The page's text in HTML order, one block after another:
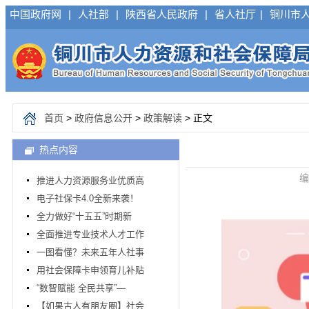
中国政府网 | 人社部 | 陕西省人民政府 | 省人社厅 | 铜川市
首页 > 政府信息公开 > 政策解读 > 正文
热点内容
推进人力资源服务业优质高
电子社保卡4.0全新来袭！
全力做好“十五五”时期新
全面推进专业技术人才工作
一图看懂？未来五年人社事
用社会保障卡申领育儿补贴
“数智赋能 全民共享”—
【如果古人有朋友圈】社会